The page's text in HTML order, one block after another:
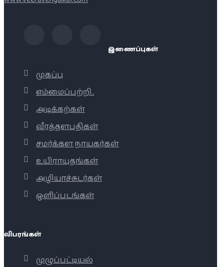
இணைப்புகள்
முகப்பு
எம்மைப்பற்றி..
அடிக்கற்கள்
வீரத்தளபதிகள்
சமர்க்கள நாயகர்கள்
உயிராயுதங்கள்
அழியாச்சுடர்கள்
ஒளிப்படங்கள்
விபரங்கள்
முழுப்பட்டியல்